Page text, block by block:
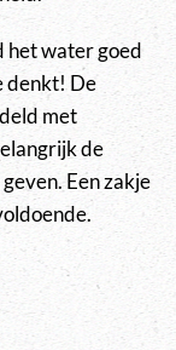
het water goed
denkt! De
met
de
Een zakje